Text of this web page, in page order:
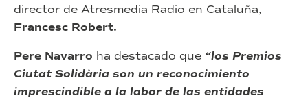
director de Atresmedia Radio en Cataluña,
Francesc Robert.
Pere Navarro ha destacado que “los Premios
Ciutat Solidària son un reconocimiento
imprescindible a la labor de las entidades